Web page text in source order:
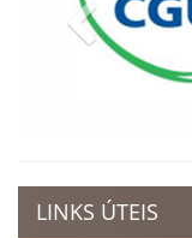
Previous
LINKS ÚTEIS